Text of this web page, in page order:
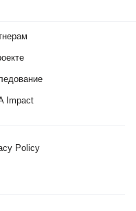
Impact
Policy